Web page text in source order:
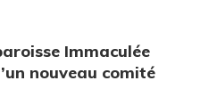
Immaculée
nouveau comité